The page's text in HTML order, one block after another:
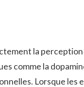
la
comme la
Lorsque les